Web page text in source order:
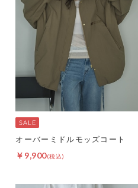
オーバーミドルモッズコート
￥9,900